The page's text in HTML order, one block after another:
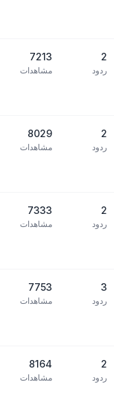
2
ردود
7213
مشاهدات
2
ردود
8029
مشاهدات
2
ردود
7333
مشاهدات
3
ردود
7753
مشاهدات
2
ردود
8164
مشاهدات